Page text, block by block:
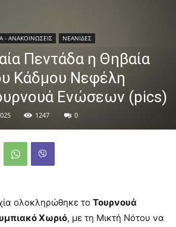
- ΑΝΑΚΟΙΝΩΣΕΙΣ ΝΕΑΝΙΔΕΣ
Πεντάδα η Θηβαία
Κάδμου Νεφέλη
Ενώσεων (pics)
1247 0
ολοκληρώθηκε το Τουρνουά
Χωριό, με τη Μικτή Νότου να